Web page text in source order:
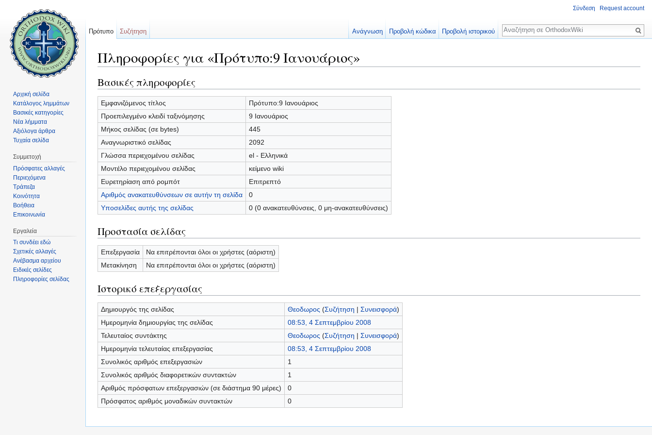
Πληροφορίες για «Πρότυπο:9 Ιανουάριος»
Βασικές πληροφορίες
Εμφανιζόμενος τίτλος
Πρότυπο:9 Ιανουάριος
Προεπιλεγμένο κλειδί ταξινόμησης
9 Ιανουάριος
Μήκος σελίδας (σε bytes)
445
Αναγνωριστικό σελίδας
2092
Γλώσσα περιεχομένου σελίδας
el - Ελληνικά
Μοντέλο περιεχομένου σελίδας
κείμενο wiki
Ευρετηρίαση από ρομπότ
Επιτρεπτό
Αριθμός ανακατευθύνσεων σε αυτήν τη σελίδα
0
Υποσελίδες αυτής της σελίδας
0 (0 ανακατευθύνσεις, 0 μη-ανακατευθύνσεις)
Προστασία σελίδας
Επεξεργασία
Να επιτρέπονται όλοι οι χρήστες (αόριστη)
Μετακίνηση
Να επιτρέπονται όλοι οι χρήστες (αόριστη)
Ιστορικό επεξεργασίας
Δημιουργός της σελίδας Θεοδωρος (Συζήτηση | Συνεισφορά)
Ημερομηνία δημιουργίας της σελίδας
08:53, 4 Σεπτεμβρίου 2008
Τελευταίος συντάκτης
Θεοδωρος (Συζήτηση | Συνεισφορά)
Ημερομηνία τελευταίας επεξεργασίας
08:53, 4 Σεπτεμβρίου 2008
Συνολικός αριθμός επεξεργασιών
1
Συνολικός αριθμός διαφορετικών συντακτών
1
Αριθμός πρόσφατων επεξεργασιών (σε διάστημα 90 μέρες)
0
Πρόσφατος αριθμός μοναδικών συντακτών
0
Σύνδεση Request account
Πρότυπο Συζήτηση Ανάγνωση Προβολή κώδικα Προβολή ιστορικού
Αναζήτηση
Αρχική σελίδα
Κατάλογος λημμάτων
Βασικές κατηγορίες
Νέα λήμματα
Αξιόλογα άρθρα
Τυχαία σελίδα
Συμμετοχή
Πρόσφατες αλλαγές
Περιεχόμενα
Τράπεζα
Κοινότητα
Βοήθεια
Επικοινωνία
Εργαλεία
Τι συνδέει εδώ
Σχετικές αλλαγές
Ανέβασμα αρχείου
Ειδικές σελίδες
Πληροφορίες σελίδας